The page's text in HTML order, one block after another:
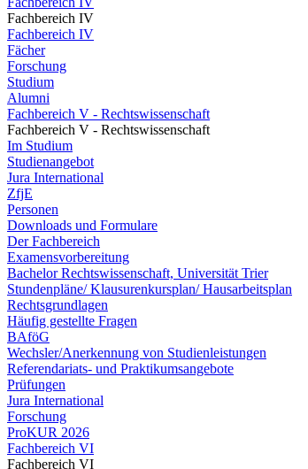
Fachbereich IV
Fachbereich IV
Fächer
Forschung
Studium
Alumni
Fachbereich V - Rechtswissenschaft
Fachbereich V - Rechtswissenschaft
Im Studium
Studienangebot
Jura International
ZfjE
Personen
Downloads und Formulare
Der Fachbereich
Examensvorbereitung
Bachelor Rechtswissenschaft, Universität Trier
Stundenpläne/ Klausurenkursplan/ Hausarbeitsplan
Rechtsgrundlagen
Häufig gestellte Fragen
BAföG
Wechsler/Anerkennung von Studienleistungen
Referendariats- und Praktikumsangebote
Prüfungen
Jura International
Forschung
ProKUR 2026
Fachbereich VI
Fachbereich VI